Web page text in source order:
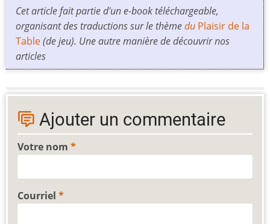
Cet article fait partie d'un e-book téléchargeable,
organisant des traductions sur le thèmedu Plaisir de la
Table(de jeu). Une autre manière de découvrir nos
articles
Ajouter un commentaire
Votre nom
Courriel